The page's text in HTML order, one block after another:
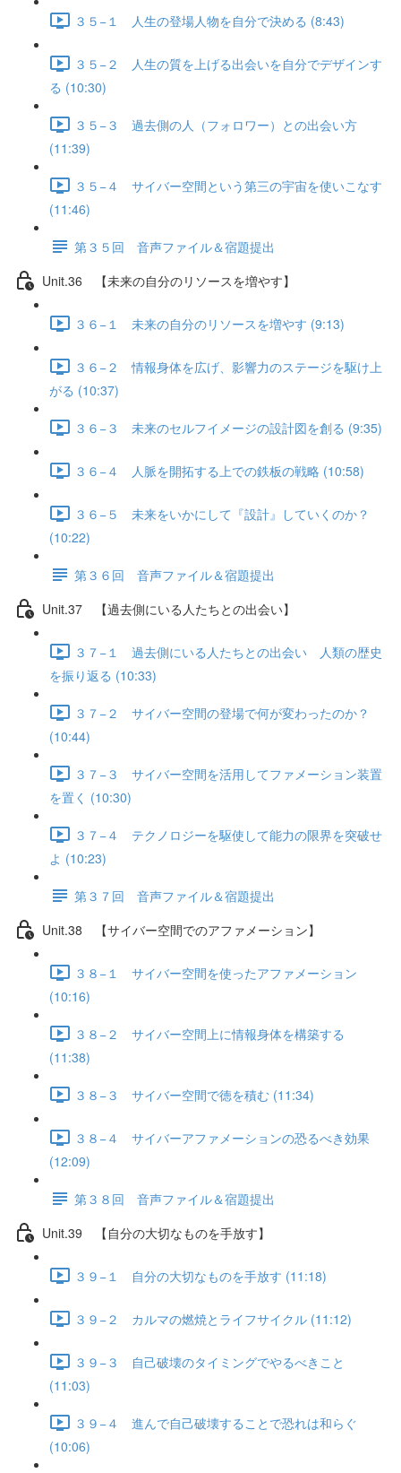
３５−１ 人生の登場人物を自分で決める (8:43)
３５−２ 人生の質を上げる出会いを自分でデザインす
る (10:30)
３５−３ 過去側の人（フォロワー）との出会い方
(11:39)
３５−４ サイバー空間という第三の宇宙を使いこなす
(11:46)
第３５回 音声ファイル＆宿題提出
Unit.36 【未来の自分のリソースを増やす】
３６−１ 未来の自分のリソースを増やす (9:13)
３６−２ 情報身体を広げ、影響力のステージを駆け上
がる (10:37)
３６−３ 未来のセルフイメージの設計図を創る (9:35)
３６−４ 人脈を開拓する上での鉄板の戦略 (10:58)
３６−５ 未来をいかにして『設計』していくのか？
(10:22)
第３６回 音声ファイル＆宿題提出
Unit.37 【過去側にいる人たちとの出会い】
３７−１ 過去側にいる人たちとの出会い 人類の歴史
を振り返る (10:33)
３７−２ サイバー空間の登場で何が変わったのか？
(10:44)
３７−３ サイバー空間を活用してファメーション装置
を置く (10:30)
３７−４ テクノロジーを駆使して能力の限界を突破せ
よ (10:23)
第３７回 音声ファイル＆宿題提出
Unit.38 【サイバー空間でのアファメーション】
３８−１ サイバー空間を使ったアファメーション
(10:16)
３８−２ サイバー空間上に情報身体を構築する
(11:38)
３８−３ サイバー空間で徳を積む (11:34)
３８−４ サイバーアファメーションの恐るべき効果
(12:09)
第３８回 音声ファイル＆宿題提出
Unit.39 【自分の大切なものを手放す】
３９−１ 自分の大切なものを手放す (11:18)
３９−２ カルマの燃焼とライフサイクル (11:12)
３９−３ 自己破壊のタイミングでやるべきこと
(11:03)
３９−４ 進んで自己破壊することで恐れは和らぐ
(10:06)